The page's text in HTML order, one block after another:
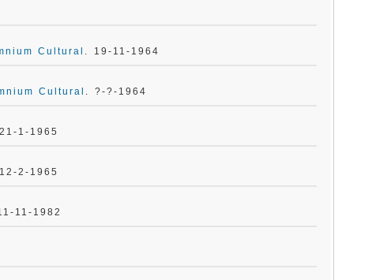
Cultural . 19-11-1964
Cultural . ?-?-1964
1-1965
2-1965
11-1982